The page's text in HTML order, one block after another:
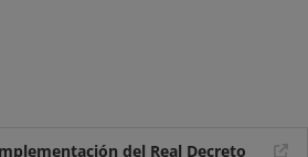
del Real Decreto